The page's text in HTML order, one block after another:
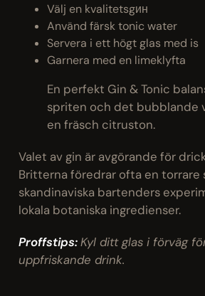
Välj en kvalitetsgин
Använd färsk tonic water
Servera i ett högt glas med is
Garnera med en limeklyfta
En perfekt Gin & Tonic
spriten och det bubblande
en fräsch citruston.
Valet av gin är avgörande för
Britterna föredrar ofta en torrare
skandinaviska bartenders
lokala botaniska ingredienser.
Proffstips:Kyl ditt glas i förväg
uppfriskande drink.